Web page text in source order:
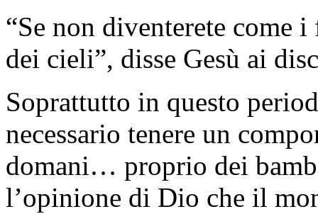
“Se non diventerete come
dei cieli”, disse Gesù ai
Soprattutto in questo
necessario tenere un
domani… proprio dei
l’opinione di Dio che il